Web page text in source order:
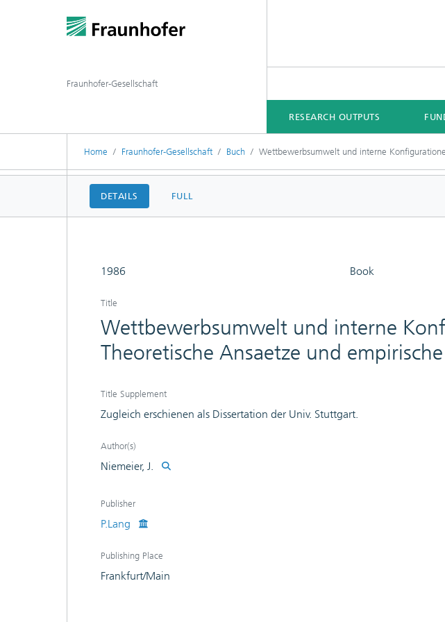
RESEARCH OUTPUTS
Fraunhofer-Gesellschaft
Home Fraunhofer-Gesellschaft Buch Wettbewerbsumwelt und interne
DETAILS FULL
1986 Book
Title
Wettbewerbsumwelt und interne
Theoretische Ansaetze und
Title Supplement
Zugleich erschienen als Dissertation der Univ. Stuttgart.
Author(s)
Niemeier, J.
Publisher
P.Lang
Publishing Place
Frankfurt/Main